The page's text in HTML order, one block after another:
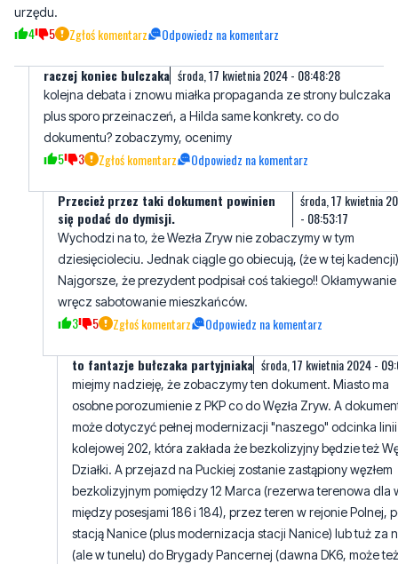
urzędu.
4 5 Zgłoś komentarz Odpowiedz na komentarz
raczej koniec bulczaka środa, 17 kwietnia 2024 - 08:48:28
kolejna debata i znowu miałka propaganda ze strony bulczaka
plus sporo przeinaczeń, a Hilda same konkrety. co do
dokumentu? zobaczymy, ocenimy
5 3 Zgłoś komentarz Odpowiedz na komentarz
Przecież przez taki dokument powinien
się podać do dymisji.
środa, 17 kwietnia
- 08:53:17
Wychodzi na to, że Wezła Zryw nie zobaczymy w tym
dziesięcioleciu. Jednak ciągle go obiecują, (że w tej
Najgorsze, że prezydent podpisał coś takiego!! Okłamywanie
wręcz sabotowanie mieszkańców.
3 5 Zgłoś komentarz Odpowiedz na komentarz
to fantazje bułczaka partyjniaka środa, 17 kwietnia 2024 -
miejmy nadzieję, że zobaczymy ten dokument. Miasto ma
osobne porozumienie z PKP co do Węzła Zryw. A
może dotyczyć pełnej modernizacji "naszego" odcinka linii
kolejowej 202, która zakłada że bezkolizyjny będzie też
Działki. A przejazd na Puckiej zostanie zastąpiony węzłem
bezkolizyjnym pomiędzy 12 Marca (rezerwa terenowa dla
między posesjami 186 i 184), przez teren w rejonie Polnej,
stacją Nanice (plus modernizacja stacji Nanice) lub tuż za
(ale w tunelu) do Brygady Pancernej (dawna DK6, może